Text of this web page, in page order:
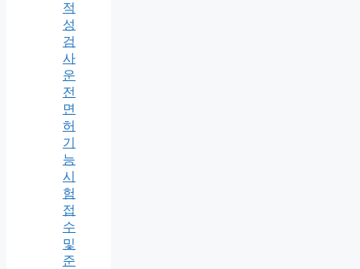
적
성
검
사
운
전
면
허
기
능
시
험
접
수
및
준